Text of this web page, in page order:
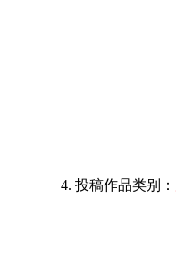
4. 投稿作品类别：